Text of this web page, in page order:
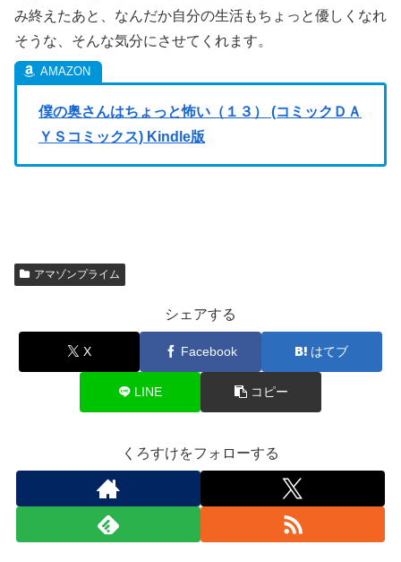
み終えたあと、なんだか自分の生活もちょっと優しくなれ
そうな、そんな気分にさせてくれます。
僕の奥さんはちょっと怖い（１３） (コミックＤＡ
ＹＳコミックス) Kindle版
アマゾンプライム
シェアする
X Facebook はてブ
LINE コピー
くろすけをフォローする